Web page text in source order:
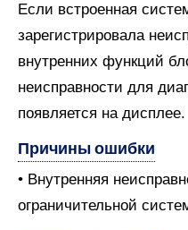
Если встроенная
зарегистрировала
внутренних функций
неисправности для
появляется на дисплее.
Причины ошибки
• Внутренняя
ограничительной